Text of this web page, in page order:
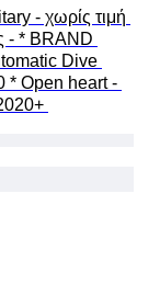
- χωρίς τιμή
- * BRAND
Dive
* Open heart -